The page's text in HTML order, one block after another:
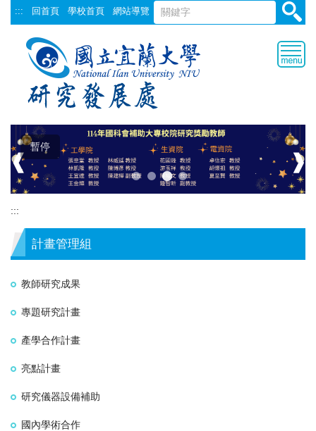
跳
到
::: 回首頁 學校首頁 網站導覽
暫停
❰ ❱
:::
計畫管理組
教師研究成果
專題研究計畫
產學合作計畫
亮點計畫
研究儀器設備補助
國內學術合作